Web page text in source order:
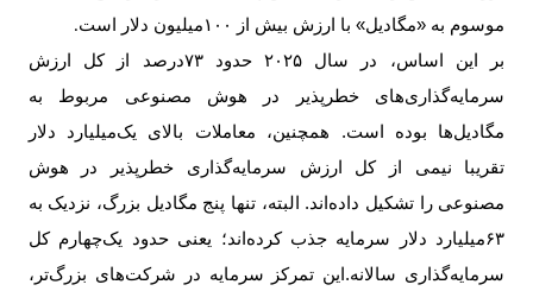
موسوم به «مگادیل» با ارزش بیش از
۱۰۰‌میلیون دلار است.
بر این اساس، در سال۲۰۲۵ حدود۷۳درصد از کل ارزش
سرمایه‌گذاری‌های خطرپذیر در هوش مصنوعی مربوط به
مگادیل‌ها بوده است. همچنین، معاملات بالای یک‌‌میلیارد دلار
تقریبا نیمی از کل ارزش سرمایه‌گذاری خطرپذیر در هوش
مصنوعی را تشکیل داده‌اند. البته، تنها پنج مگادیل بزرگ، نزدیک به
۶۳‌میلیارد دلار سرمایه جذب کرده‌اند؛ یعنی حدود یک‌چهارم کل
سرمایه‌گذاری سالانه.این تمرکز سرمایه در شرکت‌های بزرگ‌تر،